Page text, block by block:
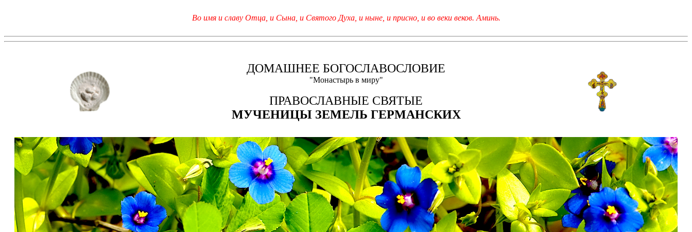
Во имя и славу Отца, и Сына, и Святого Духа, и ныне, и присно, и во веки веков. Аминь.
ДОМАШНЕЕ БОГОСЛАВОСЛОВИЕ
"Монастырь в миру"
ПРАВОСЛАВНЫЕ СВЯТЫЕ
МУЧЕНИЦЫ ЗЕМЕЛЬ ГЕРМАНСКИХ